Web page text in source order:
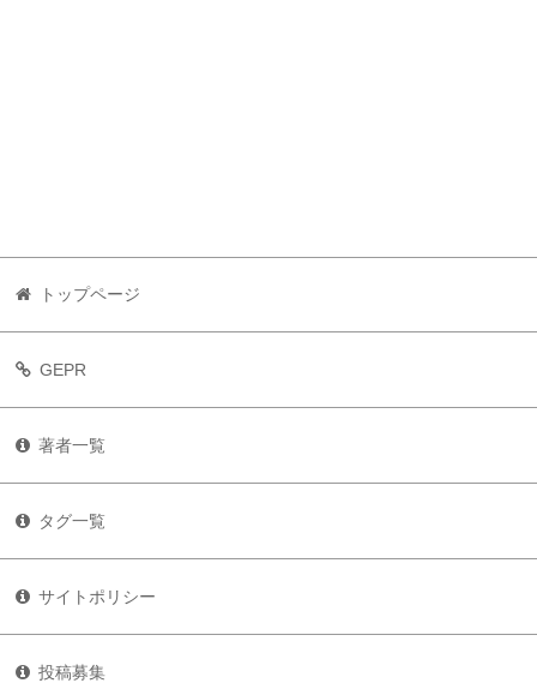
トップページ
GEPR
著者一覧
タグ一覧
サイトポリシー
投稿募集